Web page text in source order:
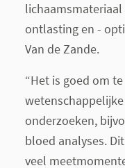
ontlasting en -
Van de Zande.
“Het is goed om
onderzoeken,
bloed analyses.
veel